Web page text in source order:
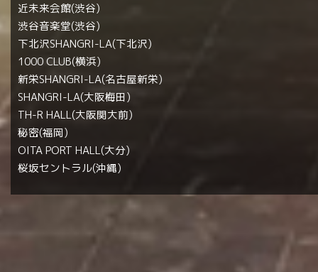
近未来会館(渋谷)
渋谷音楽堂(渋谷)
下北沢SHANGRI-LA(下北沢)
1000 CLUB(横浜)
新栄SHANGRI-LA(名古屋新栄)
SHANGRI-LA(大阪梅田)
TH-R HALL(大阪関大前)
秘密(福岡)
OITA PORT HALL(大分)
桜坂セントラル(沖縄)